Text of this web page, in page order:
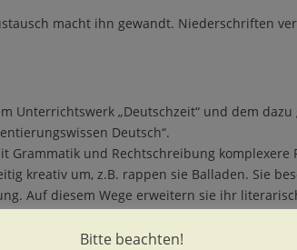
macht ihn gewandt. Niederschriften
Unterrichtswerk „Deutschzeit“ und dem dazu
Deutsch“.
Grammatik und Rechtschreibung
kreativ um, z.B. rappen sie Balladen. Sie
Auf diesem Wege erweitern sie ihr
erarbeiten mit unseren Sch
Bitte beachten!